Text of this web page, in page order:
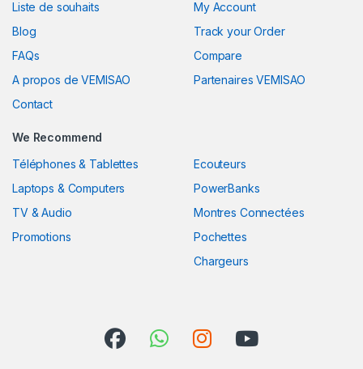
Liste de souhaits
Blog
FAQs
A propos de VEMISAO
Contact
My Account
Track your Order
Compare
Partenaires VEMISAO
We Recommend
Téléphones & Tablettes
Laptops & Computers
TV & Audio
Promotions
Ecouteurs
PowerBanks
Montres Connectées
Pochettes
Chargeurs